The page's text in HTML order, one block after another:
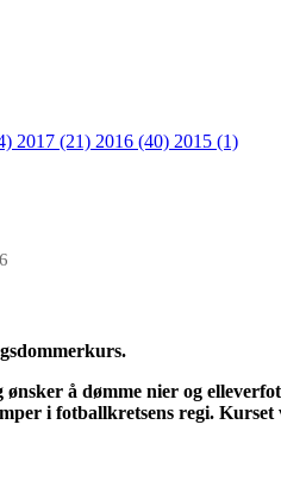
2017 (21) 2016 (40) 2015 (1)
å dømme nier og
i fotballkretsens regi. Kurset